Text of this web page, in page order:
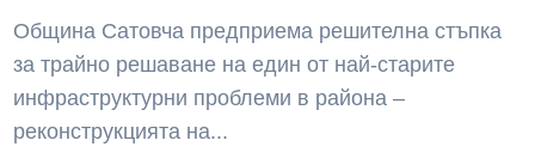
Община Сатовча предприема решителна стъпка
за трайно решаване на един от най-старите
инфраструктурни проблеми в района –
реконструкцията на...